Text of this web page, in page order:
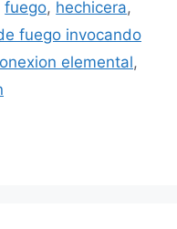
fuego, hechicera,
fuego invocando
elemental,